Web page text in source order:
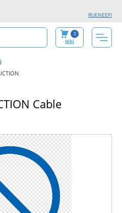
RUENEEFI
0
tühi
Cable